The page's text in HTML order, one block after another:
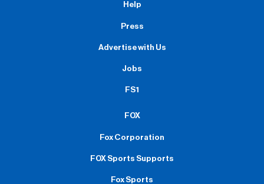
Help
Press
Advertise with Us
Jobs
FS1
FOX
Fox Corporation
FOX Sports Supports
Fox Sports